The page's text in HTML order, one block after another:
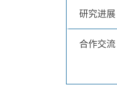
研究进展
合作交流